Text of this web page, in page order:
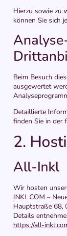
Hierzu sowie zu
können Sie sich
Beim Besuch
ausgewertet
Detaillierte
finden Sie in der
2.
All-Inkl
Wir hosten
INKL.COM –
Hauptstraße 68,
Details
https://all-